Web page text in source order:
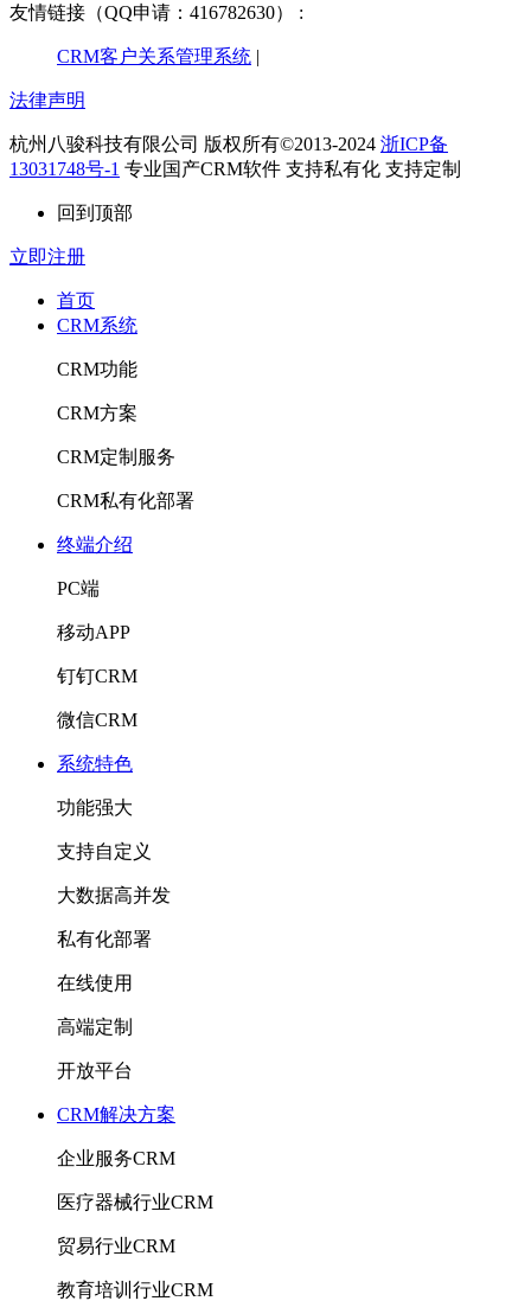
友情链接（QQ申请：416782630） :
CRM客户关系管理系统 |
法律声明
杭州八骏科技有限公司 版权所有©2013-2024 浙ICP备
13031748号-1 专业国产CRM软件 支持私有化 支持定制
回到顶部
立即注册
首页
CRM系统
CRM功能
CRM方案
CRM定制服务
CRM私有化部署
终端介绍
PC端
移动APP
钉钉CRM
微信CRM
系统特色
功能强大
支持自定义
大数据高并发
私有化部署
在线使用
高端定制
开放平台
CRM解决方案
企业服务CRM
医疗器械行业CRM
贸易行业CRM
教育培训行业CRM